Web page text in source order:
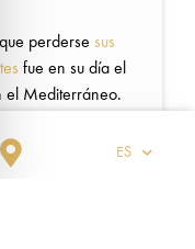
perderse sus
fue en su día el
el Mediterráneo.
para descubrir
ecuestre y
ES